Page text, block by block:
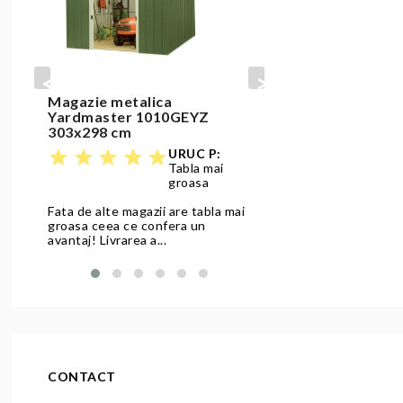
Magazie metalica
Yardmaster 1010GEYZ
303x298 cm
star star star star starURUC P:
Tabla mai
groasa
Fata de alte magazii are tabla mai
groasa ceea ce confera un
avantaj! Livrarea a...
Citeste review
CONTACT